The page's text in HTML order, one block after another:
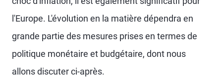
l'Europe. L'évolution en la matière dépendra en
grande partie des mesures prises en termes de
politique monétaire et budgétaire, dont nous
allons discuter ci-après.